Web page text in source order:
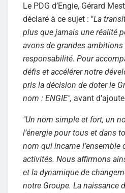
Le PDG d’Engie, Gérard
déclaré à ce sujet : "La
plus que jamais une réalité
avons de grandes ambitions
responsabilité. Pour
défis et accélérer notre
pris la décision de doter le
nom : ENGIE", avant
"Un nom simple et fort, un
l’énergie pour tous et dans
nom qui incarne l’ensemble
activités. Nous affirmons
et la dynamique de
notre Groupe. La naissance